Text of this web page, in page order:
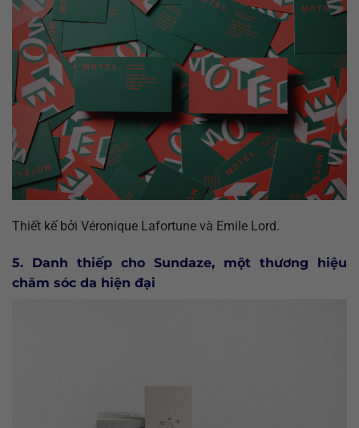
Thiết kế bởi Véronique Lafortune và Emile Lord.
5. Danh thiếp cho Sundaze, một thương hiệu
chăm sóc da hiện đại